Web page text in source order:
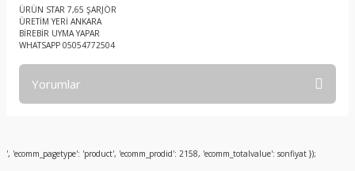
ÜRÜN STAR 7,65 ŞARJÖR
ÜRETİM YERİ ANKARA
BİREBİR UYMA YAPAR
WHATSAPP 05054772504
Yorumlar
Bu ürüne ilk yorumu siz yapın!
', 'ecomm_pagetype': 'product', 'ecomm_prodid': 2158, 'ecomm_totalvalue': sonfiyat });